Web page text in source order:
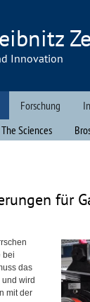
Innovation
Sciences
Forschung
für
bei
das
wird
mit der